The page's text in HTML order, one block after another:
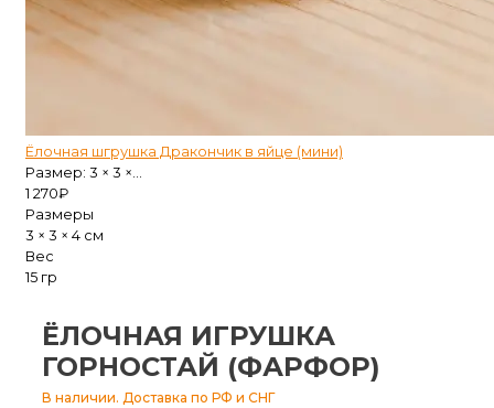
Ёлочная шгрушка Дракончик в яйце (мини)
Размер: 3 × 3 ×...
1 270₽
Размеры
3 × 3 × 4 см
Вес
15 гр
ЁЛОЧНАЯ ИГРУШКА
ГОРНОСТАЙ (ФАРФОР)
В наличии. Доставка по РФ и СНГ